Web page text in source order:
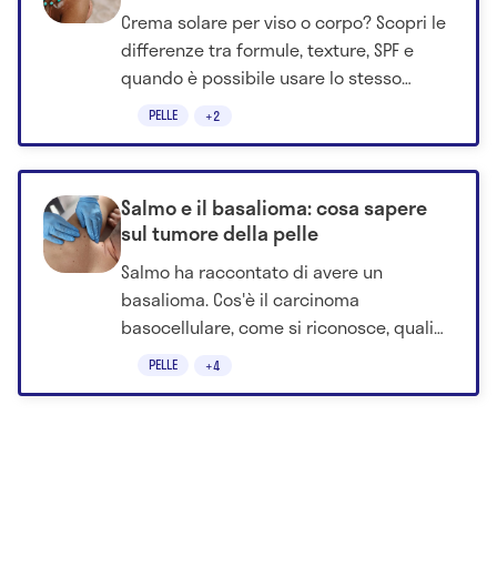
PELLE +2
Crema solare per viso o corpo? Scopri le
differenze tra formule, texture, SPF e
quando è possibile usare lo stesso
prodotto su entrambe le aree.
PELLE +4
Salmo e il basalioma: cosa sapere
sul tumore della pelle
Salmo ha raccontato di avere un
basalioma. Cos'è il carcinoma
basocellulare, come si riconosce, quali
sono i sintomi, le cure e i fattori di